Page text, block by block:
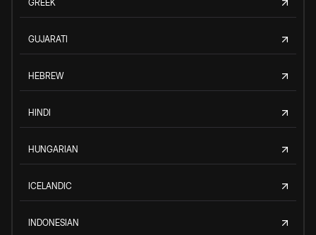
GREEK
GUJARATI
HEBREW
HINDI
HUNGARIAN
ICELANDIC
INDONESIAN